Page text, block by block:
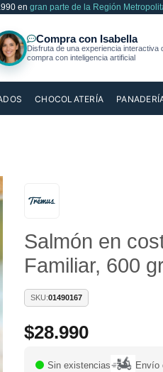
en gran parte de la Región
CHOCOLATERÍA
Salmón en
Familiar, 600
SKU:01490167
$28.990
Sin existencias Envío